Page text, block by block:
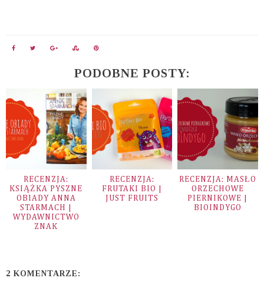
PODOBNE POSTY:
RECENZJA:
KSIĄŻKA PYSZNE
OBIADY ANNA
STARMACH |
WYDAWNICTWO
ZNAK
RECENZJA:
FRUTAKI BIO |
JUST FRUITS
RECENZJA: MASŁO
ORZECHOWE
PIERNIKOWE |
BIOINDYGO
2 KOMENTARZE: